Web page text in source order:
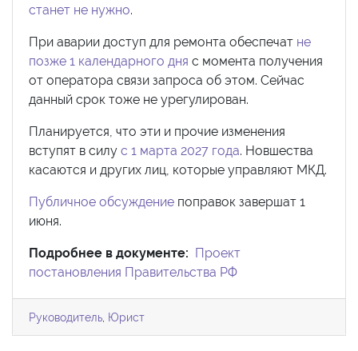
станет не нужно.
При аварии доступ для ремонта обеспечат не
позже 1 календарного дня с момента получения
от оператора связи запроса об этом. Сейчас
данный срок тоже не урегулирован.
Планируется, что эти и прочие изменения
вступят в силу с 1 марта 2027 года. Новшества
касаются и других лиц, которые управляют МКД.
Публичное обсуждение поправок завершат 1
июня.
Подробнее в документе: Проект
постановления Правительства РФ
Руководитель Юрист